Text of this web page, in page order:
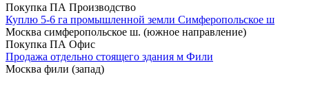
Покупка ПА Производство
Куплю 5-6 га промышленной земли Симферопольское ш
Москва симферопольское ш. (южное направление)
Покупка ПА Офис
Продажа отдельно стоящего здания м Фили
Москва фили (запад)